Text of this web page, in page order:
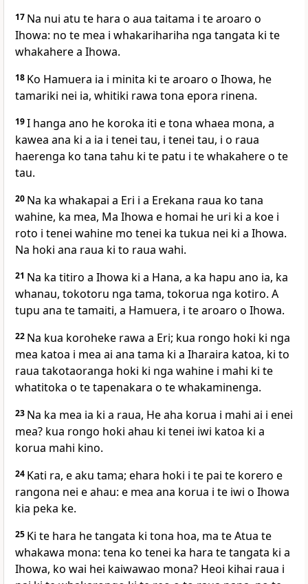
17 Na nui atu te hara o aua taitama i te aroaro o
Ihowa: no te mea i whakarihariha nga tangata ki te
whakahere a Ihowa.
18 Ko Hamuera ia i minita ki te aroaro o Ihowa, he
tamariki nei ia, whitiki rawa tona epora rinena.
19I hanga ano he koroka iti e tona whaea mona, a
kawea ana ki a ia i tenei tau, i tenei tau, i o raua
haerenga ko tana tahu ki te patu i te whakahere o te
tau.
20 Na ka whakapai a Eri i a Erekana raua ko tana
wahine, ka mea, Ma Ihowa e homai he uri ki a koe i
roto i tenei wahine mo tenei ka tukua nei ki a Ihowa.
Na hoki ana raua ki to raua wahi.
21 Na ka titiro a Ihowa ki a Hana, a ka hapu ano ia, ka
whanau, tokotoru nga tama, tokorua nga kotiro. A
tupu ana te tamaiti, a Hamuera, i te aroaro o Ihowa.
22 Na kua koroheke rawa a Eri; kua rongo hoki ki nga
mea katoa i mea ai ana tama ki a Iharaira katoa, ki to
raua takotaoranga hoki ki nga wahine i mahi ki te
whatitoka o te tapenakara o te whakaminenga.
23 Na ka mea ia ki a raua, He aha korua i mahi ai i enei
mea? kua rongo hoki ahau ki tenei iwi katoa ki a
korua mahi kino.
24 Kati ra, e aku tama; ehara hoki i te pai te korero e
rangona nei e ahau: e mea ana korua i te iwi o Ihowa
kia peka ke.
25 Ki te hara he tangata ki tona hoa, ma te Atua te
whakawa mona: tena ko tenei ka hara te tangata ki a
Ihowa, ko wai hei kaiwawao mona? Heoi kihai raua i